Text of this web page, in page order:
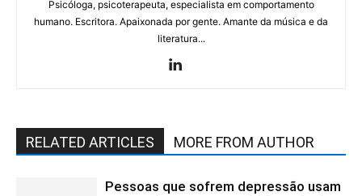
Psicóloga, psicoterapeuta, especialista em comportamento
humano. Escritora. Apaixonada por gente. Amante da música e da
literatura...
RELATED ARTICLES MORE FROM AUTHOR
Pessoas que sofrem depressão usam